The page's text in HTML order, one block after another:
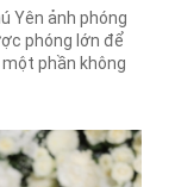
Yên ảnh phóng
phóng lớn để
phần không